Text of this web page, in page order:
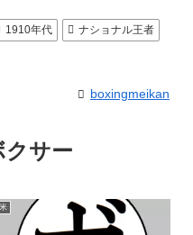
1910年代
ナショナル王者
boxingmeikan
サー
米